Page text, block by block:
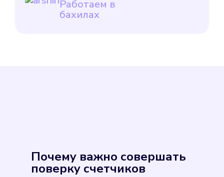
Работаем в
бахилах
Почему важно совершать
поверку счетчиков